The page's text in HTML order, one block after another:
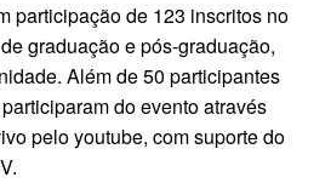
participação de 123 inscritos no
graduação e pós-graduação,
Além de 50 participantes
do evento através
pelo youtube, com suporte do